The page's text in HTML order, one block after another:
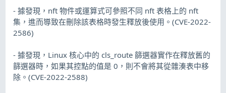
- 據發現，nft 物件或運算式可參照不同 nft 表格上的 nft
集，進而導致在刪除該表格時發生釋放後使用。(CVE-2022-
2586)
- 據發現，Linux 核心中的 cls_route 篩選器實作在釋放舊的
篩選器時，如果其控點的值是 0，則不會將其從雜湊表中移
除。(CVE-2022-2588)